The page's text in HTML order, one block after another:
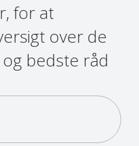
for at
over de
bedste råd